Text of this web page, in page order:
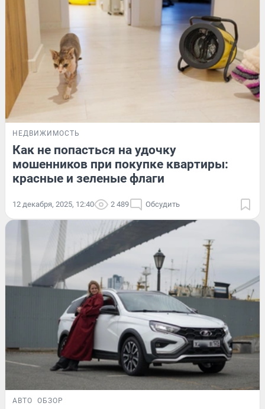
НЕДВИЖИМОСТЬ
Как не попасться на удочку
мошенников при покупке квартиры:
красные и зеленые флаги
12 декабря, 2025, 12:40 2 489 Обсудить
АВТО ОБЗОР